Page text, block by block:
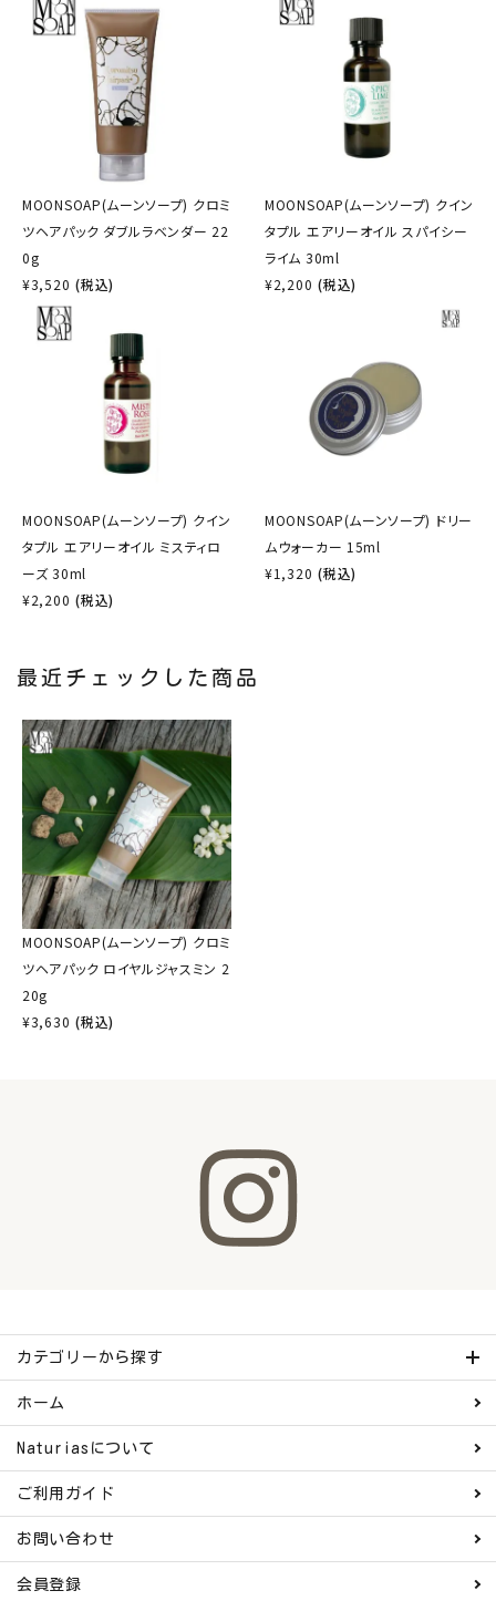
MOONSOAP(ムーンソープ) クロミ
ツヘアパック ダブルラベンダー 22
0g
¥3,520 (税込)
MOONSOAP(ムーンソープ) クイン
タプル エアリーオイル スパイシー
ライム 30ml
¥2,200 (税込)
MOONSOAP(ムーンソープ) クイン
タプル エアリーオイル ミスティロ
ーズ 30ml
¥2,200 (税込)
MOONSOAP(ムーンソープ) ドリー
ムウォーカー 15ml
¥1,320 (税込)
最近チェックした商品
MOONSOAP(ムーンソープ) クロミ
ツヘアパック ロイヤルジャスミン 2
20g
¥3,630 (税込)
カテゴリーから探す
ホーム
Naturiasについて
ご利用ガイド
お問い合わせ
会員登録